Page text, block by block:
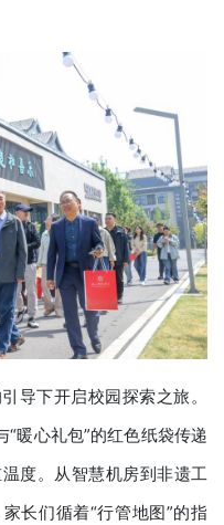
导下开启校园探索之旅。
“暖心礼包”的红色纸袋传递
度。从智慧机房到非遗工
长们循着“行管地图”的指